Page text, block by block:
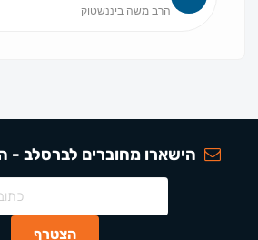
הרב משה ביננשטוק
הישארו מחוברים לברסלב -